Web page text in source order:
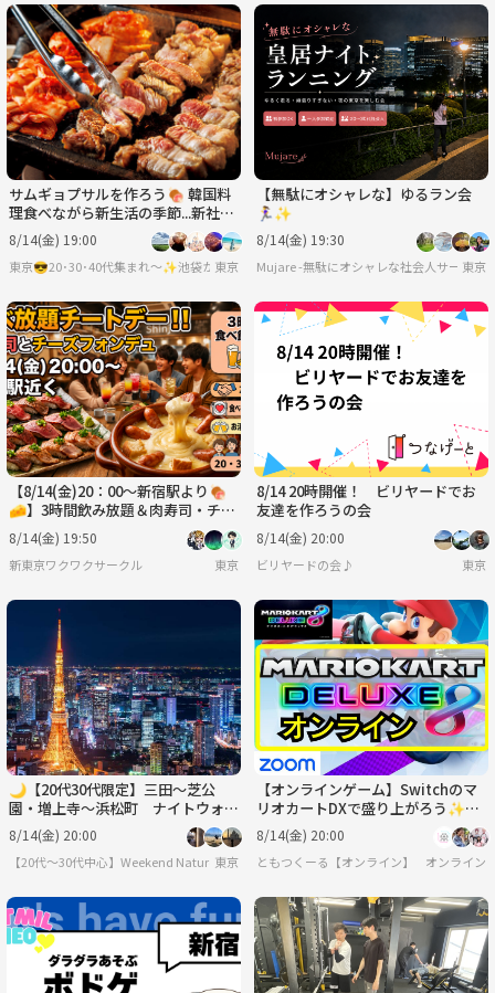
サムギョプサルを作ろう🍖 韓国料
理食べながら新生活の季節...新社会
もベテランも皆で交流しちゃおう
🌸
8/14(金) 19:00
東京
【無駄にオシャレな】ゆるラン会
🏃‍♀️✨
8/14(金) 19:30
Mujare -無駄にオシャレな社会人サークル-
東京
【8/14(金)20：00〜新宿駅より🍖
🧀】3時間飲み放題＆肉寿司・チー
ズフォンデュ食べ放題で気軽に友達
作り✨
8/14(金) 19:50
新東京ワクワクサークル 東京
8/14 20時開催！ ビリヤードでお
友達を作ろうの会
8/14(金) 20:00
ビリヤードの会♪ 東京
🌙【20代30代限定】三田〜芝公
園・増上寺〜浜松町 ナイトウォー
クを通して友達を作ろうの会🌙🌉
8/14(金) 20:00
【20代〜30代中心】Weekend Nature 東京
【オンラインゲーム】Switchのマ
リオカートDXで盛り上がろう✨
【🔰ゲーム初心者歓迎】
8/14(金) 20:00
ともつくーる【オンライン】 オンライン